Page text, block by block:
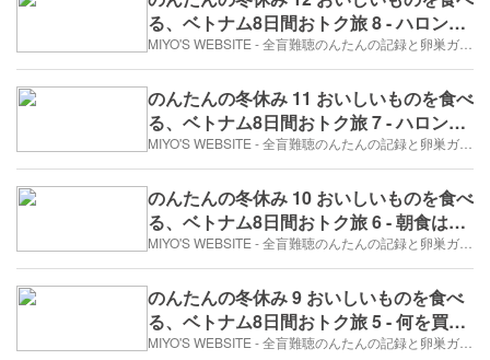
る、ベトナム8日間おトク旅 8 - ハロン湾
クルージングで船上ランチ（2017年12月
25日/2日め）
のんたんの冬休み 11 おいしいものを食べ
る、ベトナム8日間おトク旅 7 - ハロン湾
へ（パールのピアス）（2017年12月25
日/2日め）
のんたんの冬休み 10 おいしいものを食べ
る、ベトナム8日間おトク旅 6 - 朝食はホ
テルのビュッフェ（2017年12月25日/2日
め）
のんたんの冬休み 9 おいしいものを食べ
る、ベトナム8日間おトク旅 5 - 何を買っ
ても5%引き（2017年12月24日/1日め）